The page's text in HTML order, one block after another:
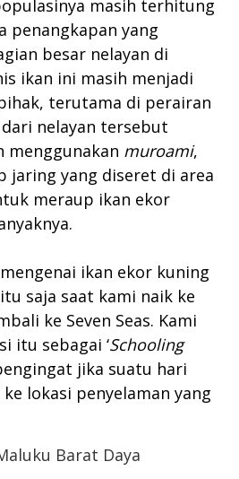
masih terhitung
penangkapan yang
besar nelayan di
ikan ini masih menjadi
terutama di perairan
dari nelayan tersebut
menggunakan muroami,
jaring yang diseret di area
meraup ikan ekor
ikan ekor kuning
saja saat kami naik ke
ke Seven Seas. Kami
itu sebagai ‘Schooling
jika suatu hari
lokasi penyelaman yang
Barat Daya